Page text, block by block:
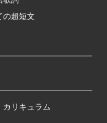
の超短文
カリキュラム